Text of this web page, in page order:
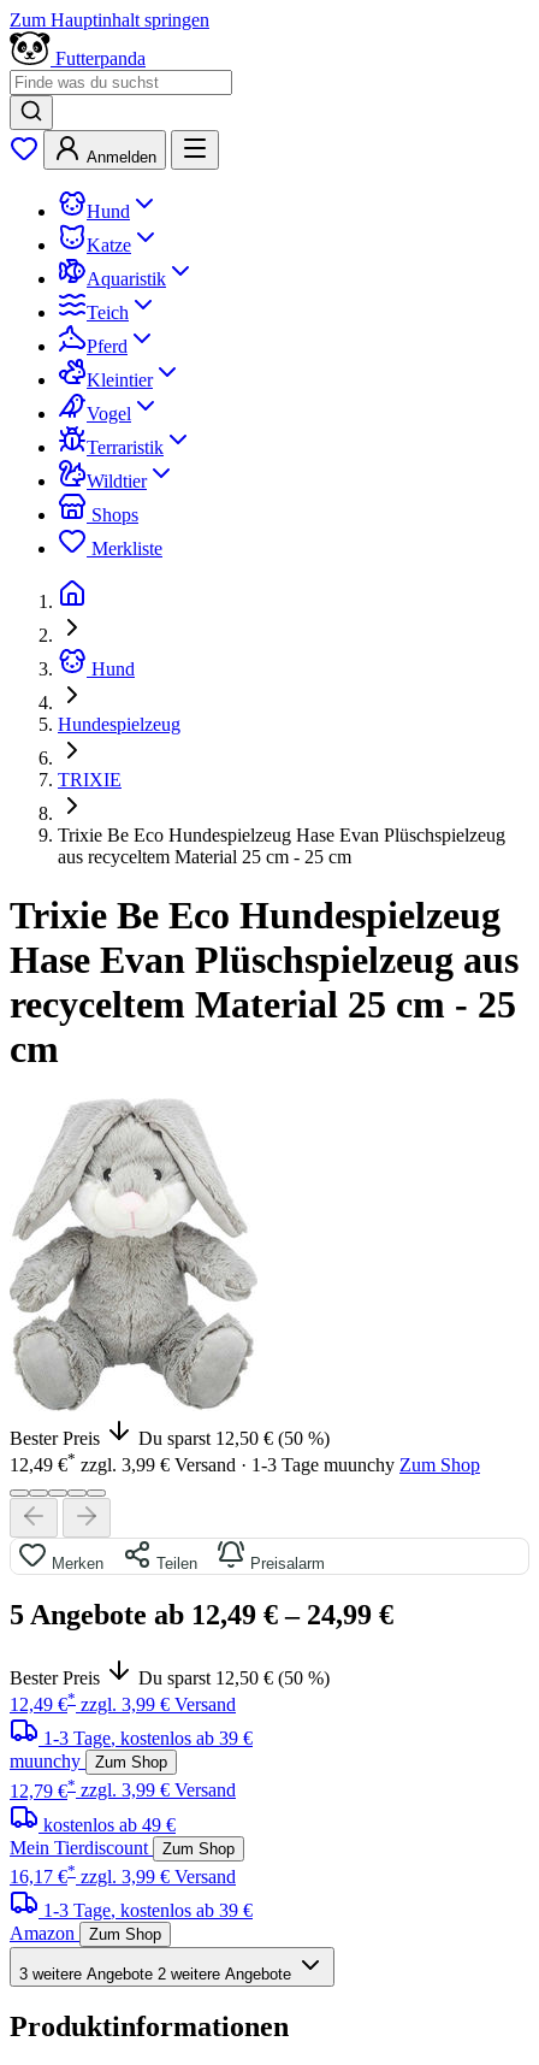
Zum Hauptinhalt springen
Futterpanda
Anmelden
Hund
Katze
Aquaristik
Teich
Pferd
Kleintier
Vogel
Terraristik
Wildtier
Shops
Merkliste
Hund
Hundespielzeug
TRIXIE
Trixie Be Eco Hundespielzeug Hase Evan Plüschspielzeug
aus recyceltem Material 25 cm - 25 cm
Trixie Be Eco Hundespielzeug
Hase Evan Plüschspielzeug aus
recyceltem Material 25 cm - 25
cm
Bester Preis
Du sparst 12,50 € (50 %)
12,49 €* zzgl. 3,99 € Versand · 1-3 Tage muunchy Zum Shop
Merken Teilen Preisalarm
5 Angebote ab 12,49 €– 24,99 €
Bester Preis
Du sparst 12,50 € (50 %)
12,49 €* zzgl. 3,99 € Versand
1-3 Tage, kostenlos ab 39 €
muunchy
Zum Shop
12,79 €* zzgl. 3,99 € Versand
kostenlos ab 49 €
Mein Tierdiscount
Zum Shop
16,17 €* zzgl. 3,99 € Versand
1-3 Tage, kostenlos ab 39 €
Amazon
Zum Shop
3 weitere Angebote 2 weitere Angebote
Produktinformationen